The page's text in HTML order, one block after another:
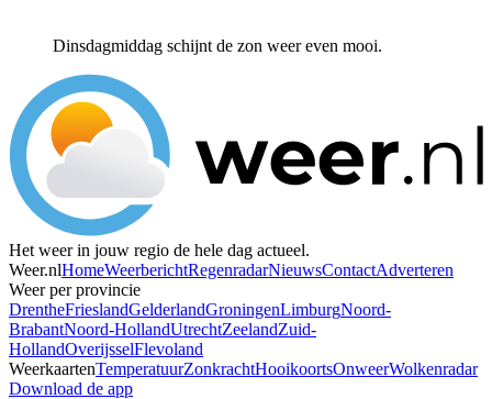
Dinsdagmiddag schijnt de zon weer even mooi.
Het weer in jouw regio de hele dag actueel.
Weer.nlHomeWeerberichtRegenradarNieuwsContactAdverteren
Weer per provincie
DrentheFrieslandGelderlandGroningenLimburgNoord-
BrabantNoord-HollandUtrechtZeelandZuid-
HollandOverijsselFlevoland
WeerkaartenTemperatuurZonkrachtHooikoortsOnweerWolkenradar
Download de app